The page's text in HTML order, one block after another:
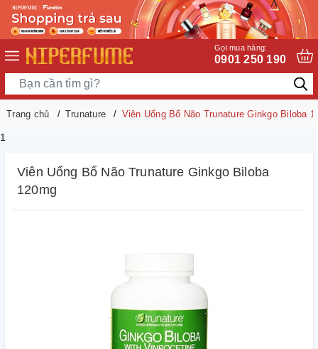
Gọi mua hàng:
0901 250 190
Trang chủ Trunature Viên Uống Bổ Não Trunature Ginkgo Biloba
1
Viên Uống Bổ Não Trunature Ginkgo Biloba
120mg